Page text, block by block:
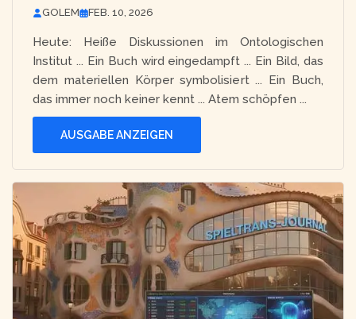
GOLEM FEB. 10, 2026
Heute: Heiße Diskussionen im Ontologischen
Institut ... Ein Buch wird eingedampft ... Ein Bild, das
dem materiellen Körper symbolisiert ... Ein Buch,
das immer noch keiner kennt ... Atem schöpfen ...
AUSGABE ANZEIGEN